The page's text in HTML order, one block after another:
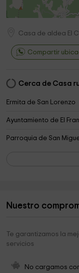
Casa de aldea El
Compartir
Cerca de Casa
Ermita de San Lorenzo
Ayuntamiento de El
Parroquia de San
Telecentro Cultural de
Casa Gayol
Santiago Apostol
Parroquia de Santiago
Nuestro
Te garantizamos la
servicios
No cargamos